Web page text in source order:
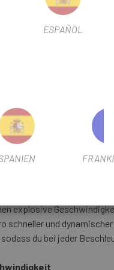
explosive
schneller und
du bei jeder
ESPAÑOL